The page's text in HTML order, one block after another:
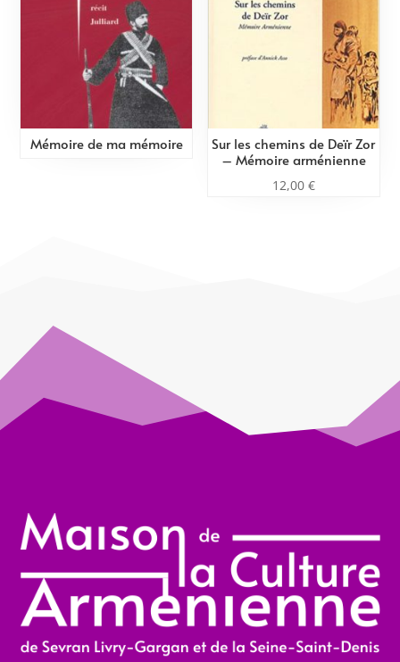
Mémoire de ma mémoire
Sur les chemins de Deïr Zor
– Mémoire arménienne
12,00 €